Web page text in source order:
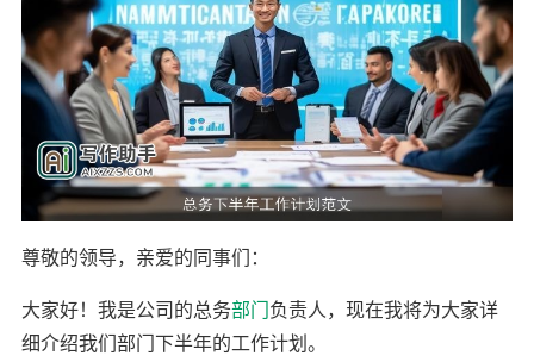
尊敬的领导，亲爱的同事们：
大家好！我是公司的总务部门负责人，现在我将为大家详
细介绍我们部门下半年的工作计划。